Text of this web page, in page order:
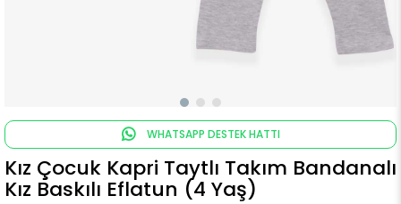
WHATSAPP DESTEK HATTI
Kız Çocuk Kapri Taytlı Takım Bandanalı
Kız Baskılı Eflatun (4 Yaş)